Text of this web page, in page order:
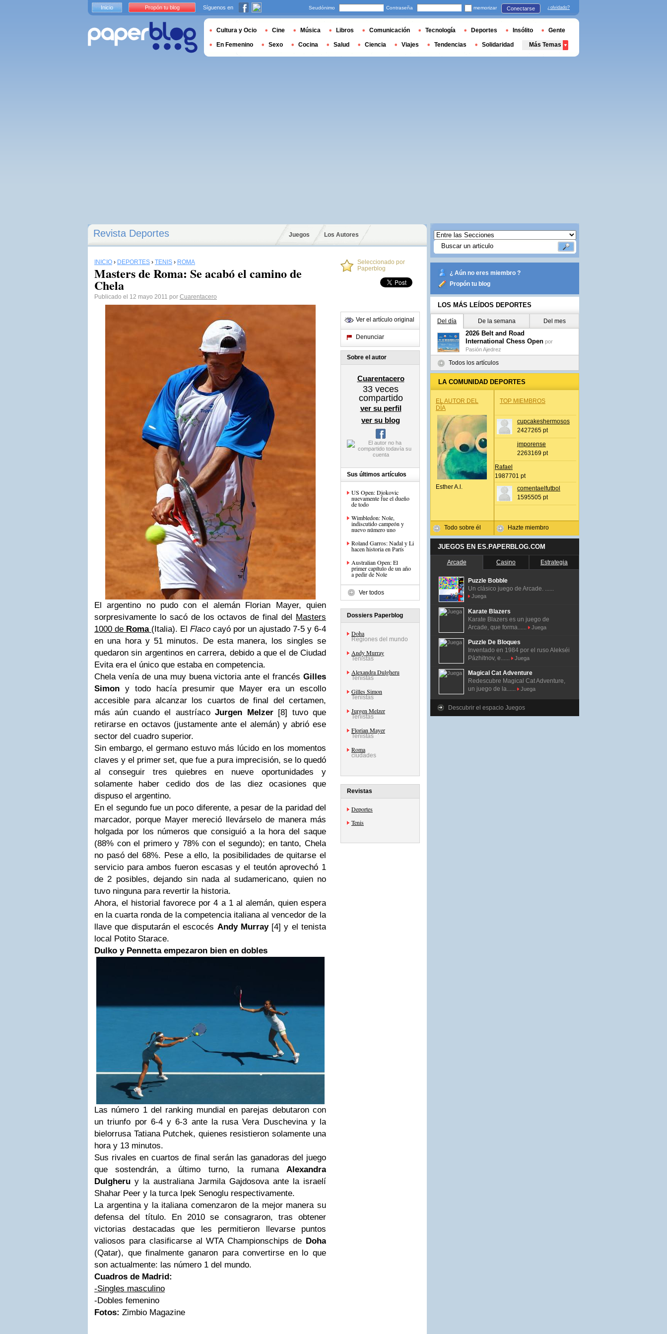
Revista Deportes Juegos Los Autores
INICIO › DEPORTES › TENIS › ROMA
Masters de Roma: Se acabó el camino de
Chela
Publicado el 12 mayo 2011 por Cuarentacero
El argentino no pudo con el alemán Florian Mayer, quien
sorpresivamente lo sacó de los octavos de final del Masters
1000 de Roma (Italia). El Flaco cayó por un ajustado 7-5 y 6-4
en una hora y 51 minutos. De esta manera, los singles se
quedaron sin argentinos en carrera, debido a que el de Ciudad
Evita era el único que estaba en competencia.
Chela venía de una muy buena victoria ante el francés Gilles
Simon y todo hacía presumir que Mayer era un escollo
accesible para alcanzar los cuartos de final del certamen,
más aún cuando el austríacoJurgen Melzer[8] tuvo que
retirarse en octavos (justamente ante el alemán) y abrió ese
sector del cuadro superior.
Sin embargo, el germano estuvo más lúcido en los momentos
claves y el primer set, que fue a pura imprecisión, se lo quedó
al conseguir tres quiebres en nueve oportunidades y
solamente haber cedido dos de las diez ocasiones que
dispuso el argentino.
En el segundo fue un poco diferente, a pesar de la paridad del
marcador, porque Mayer mereció llevárselo de manera más
holgada por los números que consiguió a la hora del saque
(88% con el primero y 78% con el segundo); en tanto, Chela
no pasó del 68%. Pese a ello, la posibilidades de quitarse el
servicio para ambos fueron escasas y el teutón aprovechó 1
de 2 posibles, dejando sin nada al sudamericano, quien no
tuvo ninguna para revertir la historia.
Ahora, el historial favorece por 4 a 1 al alemán, quien espera
en la cuarta ronda de la competencia italiana al vencedor de la
llave que disputarán el escocés Andy Murray[4] y el tenista
local Potito Starace.
Dulko y Pennetta empezaron bien en dobles
Las número 1 del ranking mundial en parejas debutaron con
un triunfo por 6-4 y 6-3 ante la rusa Vera Duschevina y la
bielorrusa Tatiana Putchek, quienes resistieron solamente una
hora y 13 minutos.
Sus rivales en cuartos de final serán las ganadoras del juego
que sostendrán, a último turno, la rumana Alexandra
Dulgheru y la australiana Jarmila Gajdosova ante la israelí
Shahar Peer y la turca Ipek Senoglu respectivamente.
La argentina y la italiana comenzaron de la mejor manera su
defensa del título. En 2010 se consagraron, tras obtener
victorias destacadas que les permitieron llevarse puntos
valiosos para clasificarse al WTA Championschips de Doha
(Qatar), que finalmente ganaron para convertirse en lo que
son actualmente: las número 1 del mundo.
Cuadros de Madrid:
-Singles masculino
-Dobles femenino
Fotos: Zimbio Magazine
Seleccionado por
Paperblog
Ver el artículo original
Denunciar
Sobre el autor
Cuarentacero
33 veces
compartido
ver su perfil
ver su blog
Sus últimos artículos
US Open: Djokovic
nuevamente fue el dueño
de todo
Wimbledon: Nole,
indiscutido campeón y
nuevo número uno
Roland Garros: Nadal y Li
hacen historia en París
Australian Open: El
primer capítulo de un año
a pedir de Nole
Ver todos
Dossiers Paperblog
Doha
Regiones del mundo
Andy Murray
Tenistas
Alexandra Dulgheru
Tenistas
Gilles Simon
Tenistas
Jurgen Melzer
Tenistas
Florian Mayer
Tenistas
Roma
ciudades
Revistas
Deportes
Tenis
¿ Aún no eres miembro ?
Propón tu blog
LOS MÁS LEÍDOS DEPORTES
Del día De la semana Del mes
2026 Belt and Road
International Chess Open por
Pasión Ajedrez
Todos los artículos
LA COMUNIDAD DEPORTES
EL AUTOR DEL
DÍA
Esther A.l.
Todo sobre él
TOP MIEMBROS
cupcakeshermosos
2427265 pt
jmporense
2263169 pt
Rafael
1987701 pt
comentaelfutbol
1595505 pt
Hazte miembro
JUEGOS EN ES.PAPERBLOG.COM
Arcade Casino Estrategia
Puzzle Bobble
Un clásico juego de Arcade. ......
Juega
Karate Blazers
Karate Blazers es un juego de
Arcade, que forma......
Juega
Puzzle De Bloques
Inventado en 1984 por el ruso Alekséi
Pázhitnov, e......
Juega
Magical Cat Adventure
Redescubre Magical Cat Adventure,
un juego de la......
Juega
Descubrir el espacio Juegos
Inicio Propón tu blog Síguenos en Seudónimo Contraseña memorizar Conectarse ¿olvidado?
Cultura y Ocio Cine Música Libros Comunicación Tecnología Deportes Insólito Gente
En Femenino Sexo Cocina Salud Ciencia Viajes Tendencias Solidaridad Más Temas